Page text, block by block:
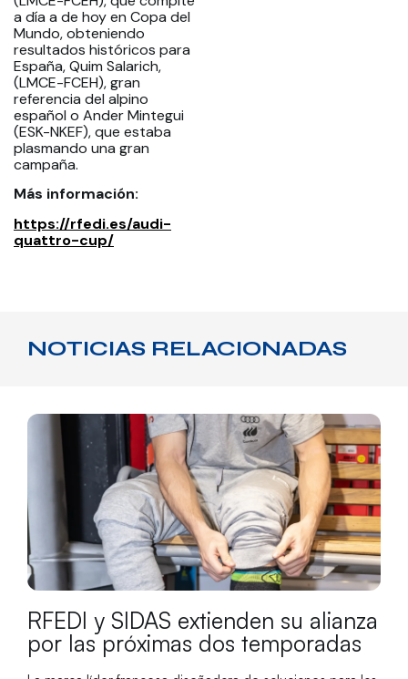
a día a de hoy en Copa del
Mundo, obteniendo
resultados históricos para
España, Quim Salarich,
(LMCE-FCEH), gran
referencia del alpino
español o Ander Mintegui
(ESK-NKEF), que estaba
plasmando una gran
campaña.
Más información:
https://rfedi.es/audi-
quattro-cup/
NOTICIAS RELACIONADAS
RFEDI y SIDAS extienden su alianza
por las próximas dos temporadas